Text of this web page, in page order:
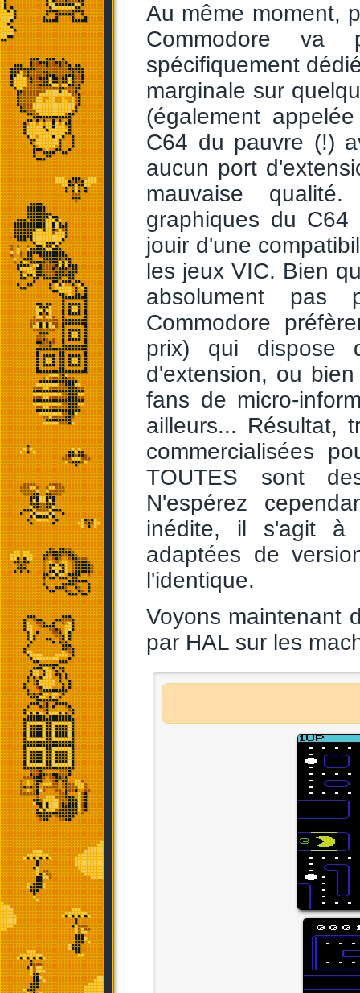
Au même moment,
Commodore va
spécifiquement
marginale sur
(également
C64 du pauvre (!)
aucun port
mauvaise
graphiques du
jouir d'une
les jeux VIC. Bien
absolument pas
Commodore
prix) qui dispose
d'extension, ou
fans de micro-
ailleurs... Résultat,
commercialisées
TOUTES sont
N'espérez
inédite, il s'agit à
adaptées de
l'identique.
Voyons maintenant
par HAL sur les